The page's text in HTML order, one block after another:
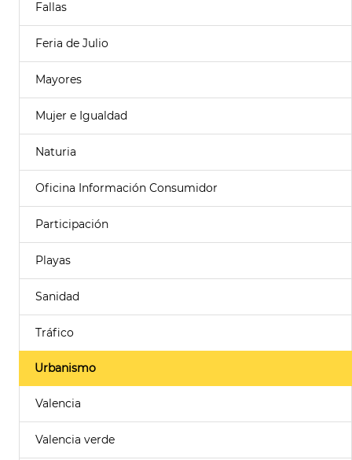
Fallas
Feria de Julio
Mayores
Mujer e Igualdad
Naturia
Oficina Información Consumidor
Participación
Playas
Sanidad
Tráfico
Urbanismo
Valencia
Valencia verde